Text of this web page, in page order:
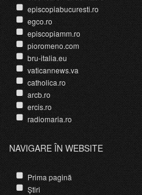
episcopiabucuresti.ro
egco.ro
episcopiamm.ro
pioromeno.com
bru-italia.eu
vaticannews.va
catholica.ro
arcb.ro
ercis.ro
radiomaria.ro
NAVIGARE ÎN WEBSITE
Prima pagină
Știri